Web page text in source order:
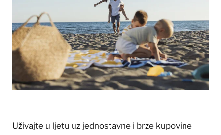
Uživajte u ljetu uz jednostavne i brze kupovine